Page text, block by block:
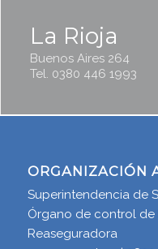
La Rioja
Buenos Aires 264
Tel. 0380 446 1993
ORGANIZACIÓN
Superintendencia de
Órgano de control
Reaseguradora